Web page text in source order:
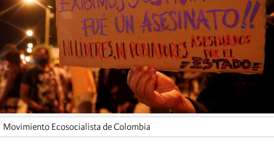
Movimiento Ecosocialista de Colombia